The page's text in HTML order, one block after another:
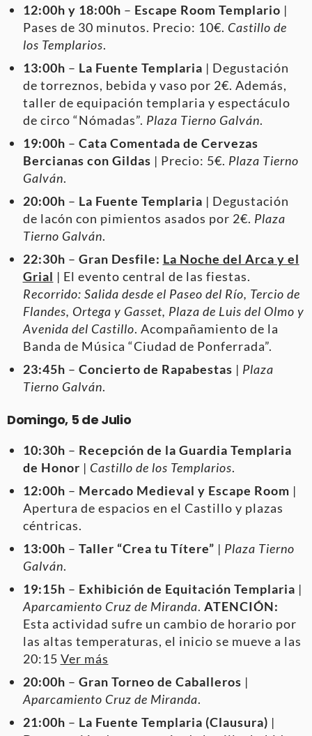
12:00h y 18:00h – Escape Room Templario |
Pases de 30 minutos. Precio: 10€. Castillo de
los Templarios.
13:00h – La Fuente Templaria | Degustación
de torreznos, bebida y vaso por 2€. Además,
taller de equipación templaria y espectáculo
de circo “Nómadas”. Plaza Tierno Galván.
19:00h – Cata Comentada de Cervezas
Bercianas con Gildas | Precio: 5€. Plaza Tierno
Galván.
20:00h – La Fuente Templaria | Degustación
de lacón con pimientos asados por 2€. Plaza
Tierno Galván.
22:30h – Gran Desfile: La Noche del Arca y el
Grial | El evento central de las fiestas.
Recorrido: Salida desde el Paseo del Río, Tercio de
Flandes, Ortega y Gasset, Plaza de Luis del Olmo y
Avenida del Castillo. Acompañamiento de la
Banda de Música “Ciudad de Ponferrada”.
23:45h – Concierto de Rapabestas | Plaza
Tierno Galván.
Domingo, 5 de Julio
10:30h – Recepción de la Guardia Templaria
de Honor | Castillo de los Templarios.
12:00h – Mercado Medieval y Escape Room |
Apertura de espacios en el Castillo y plazas
céntricas.
13:00h – Taller “Crea tu Títere” | Plaza Tierno
Galván.
19:15h – Exhibición de Equitación Templaria |
Aparcamiento Cruz de Miranda. ATENCIÓN:
Esta actividad sufre un cambio de horario por
las altas temperaturas, el inicio se mueve a las
20:15 Ver más
20:00h – Gran Torneo de Caballeros |
Aparcamiento Cruz de Miranda.
21:00h – La Fuente Templaria (Clausura) |